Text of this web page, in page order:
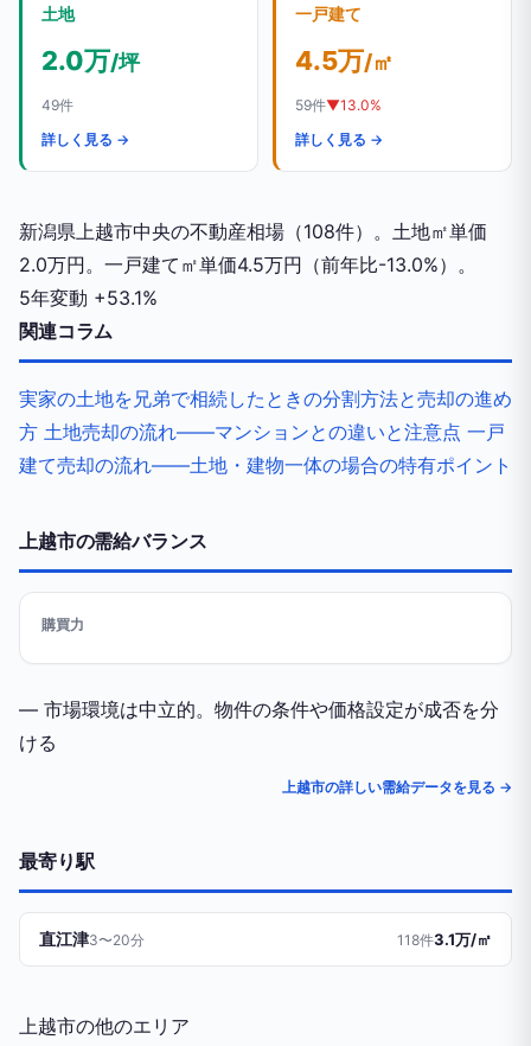
土地
2.0万/坪
49件
詳しく見る →
一戸建て
4.5万/㎡
59件▼13.0%
詳しく見る →
新潟県上越市中央の不動産相場（108件）。土地㎡単価
2.0万円。一戸建て㎡単価4.5万円（前年比-13.0%）。
5年変動 +53.1%
関連コラム
実家の土地を兄弟で相続したときの分割方法と売却の進め
方 土地売却の流れ——マンションとの違いと注意点 一戸
建て売却の流れ——土地・建物一体の場合の特有ポイント
上越市の需給バランス
購買力
— 市場環境は中立的。物件の条件や価格設定が成否を分
ける
上越市の詳しい需給データを見る →
最寄り駅
直江津3〜20分 118件3.1万/㎡
上越市の他のエリア